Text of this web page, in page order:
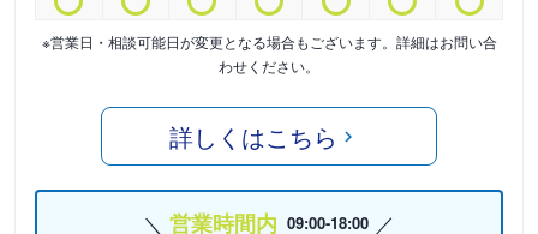
※営業日・相談可能日が変更となる場合もございます。詳細はお問い合
わせください。
詳しくはこちら
営業時間内 09:00-18:00